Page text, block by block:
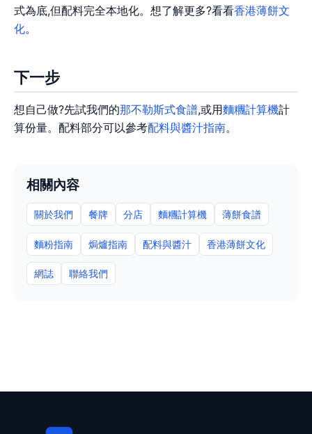
式為底,但配料完全本地化。想了解更多?看看香港薄餅文
化。
下一步
想自己做?先試我們的那不勒斯式食譜,或用麵糰計算機計
算份量。配料部分可以參考配料與醬汁指南。
相關內容
關於我們 餐牌 分店 麵糰計算機 薄餅食譜
麵粉指南 焗爐指南 配料與醬汁 香港薄餅文化
網誌 聯絡我們